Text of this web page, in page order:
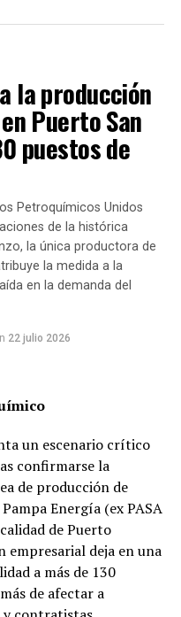
margen dentro de
el funcionamiento
y establecer reglas
operan bajo esta
es transparentar
tengan
se debitan de sus
de acciones
Maximiliano
ha planteado la
público y a la
estatales.
miles de trabajadores
ellos docentes,
de diversas
busca
esquema de
a los empleados
deudas, en un
endeudamiento
la producción
Puerto San
puestos de
Petroquímicos Unidos
de la histórica
la única productora de
la medida a la
en la demanda del
22 julio 2026
un escenario crítico
confirmarse la
de producción de
Energía (ex PASA
de Puerto
empresarial deja en una
a más de 130
de afectar a